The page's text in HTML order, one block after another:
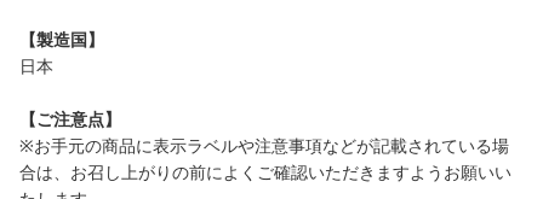
【製造国】
日本
【ご注意点】
※お手元の商品に表示ラベルや注意事項などが記載されている場
合は、お召し上がりの前によくご確認いただきますようお願いい